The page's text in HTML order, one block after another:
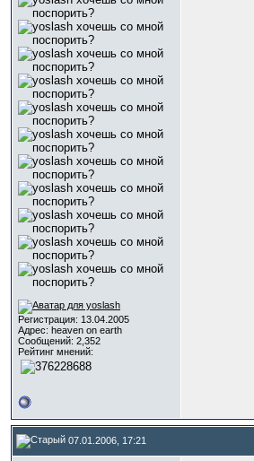
Регистрация: 13.04.2005
Адрес: heaven on earth
Сообщений: 2,352
Рейтинг мнений:
07.01.2006, 17:21